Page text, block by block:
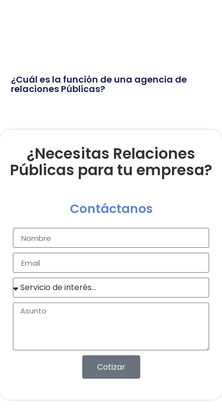
¿Cuál es la función de una agencia de
relaciones Públicas?
¿Necesitas Relaciones
Públicas para tu empresa?
Contáctanos
Cotizar